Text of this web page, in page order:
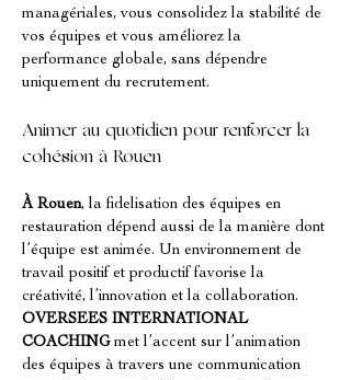
managériales, vous consolidez la stabilité de
vos équipes et vous améliorez la
performance globale, sans dépendre
uniquement du recrutement.
Animer au quotidien pour renforcer la
cohésion à Rouen
À Rouen, la fidelisation des équipes en
restauration dépend aussi de la manière dont
l’équipe est animée. Un environnement de
travail positif et productif favorise la
créativité, l’innovation et la collaboration.
OVERSEES INTERNATIONAL
COACHING met l’accent sur l’animation
des équipes à travers une communication